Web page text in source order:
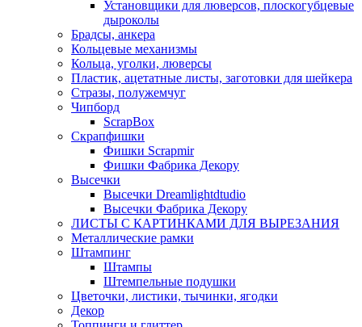
Установщики для люверсов, плоскогубцевые
дыроколы
Брадсы, анкера
Кольцевые механизмы
Кольца, уголки, люверсы
Пластик, ацетатные листы, заготовки для шейкера
Стразы, полужемчуг
Чипборд
ScrapBox
Скрапфишки
Фишки Scrapmir
Фишки Фабрика Декору
Высечки
Высечки Dreamlightdtudio
Высечки Фабрика Декору
ЛИСТЫ С КАРТИНКАМИ ДЛЯ ВЫРЕЗАНИЯ
Металлические рамки
Штампинг
Штампы
Штемпельные подушки
Цветочки, листики, тычинки, ягодки
Декор